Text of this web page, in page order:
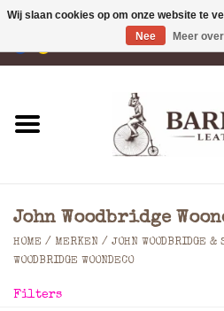
Portemonnees
Rugzakken
John Woodbridge
HOME / MERKEN / JOHN WOODBRIDGE &
WOODBRIDGE WOONDECO
Filters
Wij slaan cookies op om onze website te
Nee
Meer